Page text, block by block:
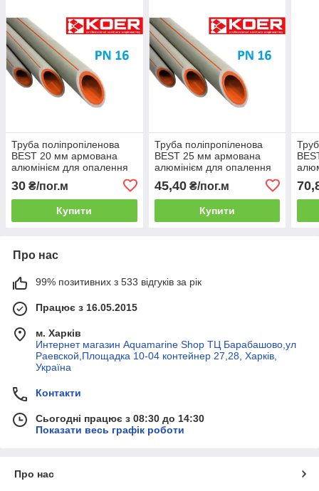
Труба поліпропіленова
BEST 20 мм армована
алюмінієм для опалення
30 ₴/пог.м
Купити
Труба поліпропіленова
BEST 25 мм армована
алюмінієм для опалення
45,40₴/пог.м
Купити
Про нас
99% позитивних з 533 відгуків за рік
Працює з 16.05.2015
м. Харків
Интернет магазин Aquamarine Shop ТЦ Барабашово,ул
Раевской,Площадка 10-04 контейнер 27,28, Харків,
Україна
Контакти
Сьогодні працює з 08:30 до 14:30
Показати весь графік роботи
Про нас